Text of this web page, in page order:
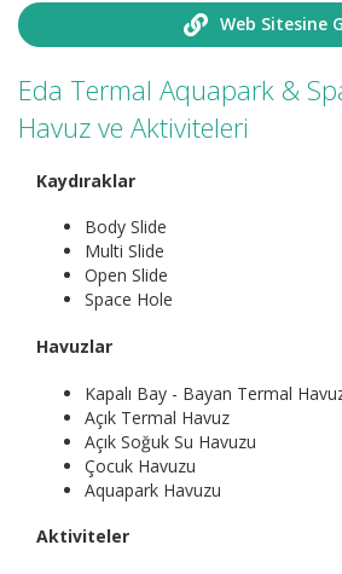
Web Sitesine
Eda Termal Aquapark &
Havuz ve Aktiviteleri
Kaydıraklar
Body Slide
Multi Slide
Open Slide
Space Hole
Havuzlar
Kapalı Bay - Bayan Termal
Açık Termal Havuz
Açık Soğuk Su Havuzu
Çocuk Havuzu
Aquapark Havuzu
Aktiviteler